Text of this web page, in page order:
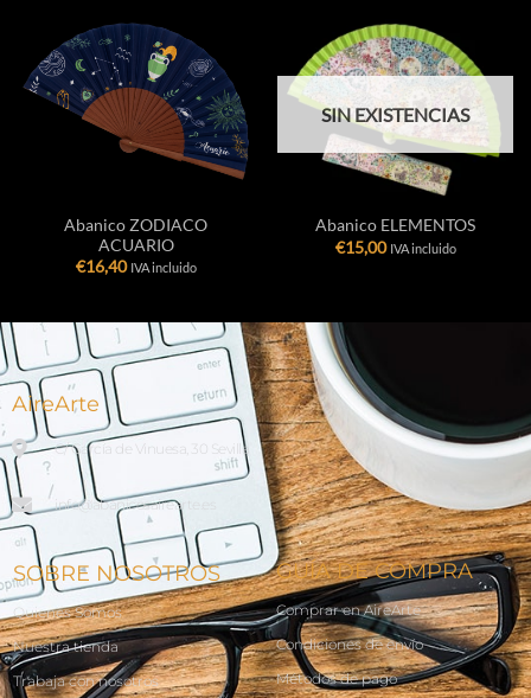
Abanico ZODIACO
ACUARIO
€16,40 IVA incluido
SIN EXISTENCIAS
Abanico ELEMENTOS
€15,00 IVA incluido
AireArte
C/ García de Vinuesa, 30 Sevilla
info@abanicosairearte.es
SOBRE NOSOTROS
Quienes Somos
Nuestra tienda
Trabaja con nosotros
GUÍA DE COMPRA
Comprar en AireArte
Condiciones de envío
Métodos de pago